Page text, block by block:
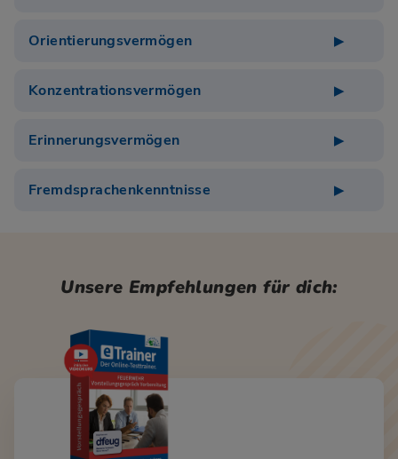
Orientierungsvermögen
Konzentrationsvermögen
Erinnerungsvermögen
Fremdsprachenkenntnisse
Unsere Empfehlungen für dich: